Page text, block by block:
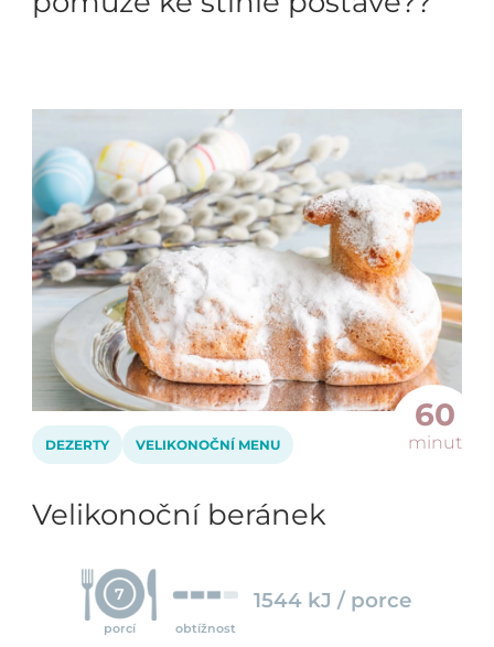
60
minut
DEZERTY VELIKONOČNÍ MENU
Velikonoční beránek
7
porcí obtížnost
1544 kJ / porce